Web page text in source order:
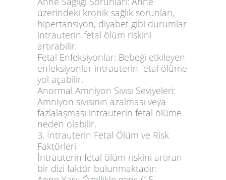
üzerindeki kronik sağlık sorunları,
hipertansiyon, diyabet gibi durumlar
intrauterin fetal ölüm riskini
artırabilir.
Fetal Enfeksiyonlar: Bebeği etkileyen
enfeksiyonlar intrauterin fetal ölüme
yol açabilir.
Anormal Amniyon Sıvısı Seviyeleri:
Amniyon sıvısının azalması veya
fazlalaşması intrauterin fetal ölüme
neden olabilir.
3. İntrauterin Fetal Ölüm ve Risk
Faktörleri
İntrauterin fetal ölüm riskini artıran
bir dizi faktör bulunmaktadır: